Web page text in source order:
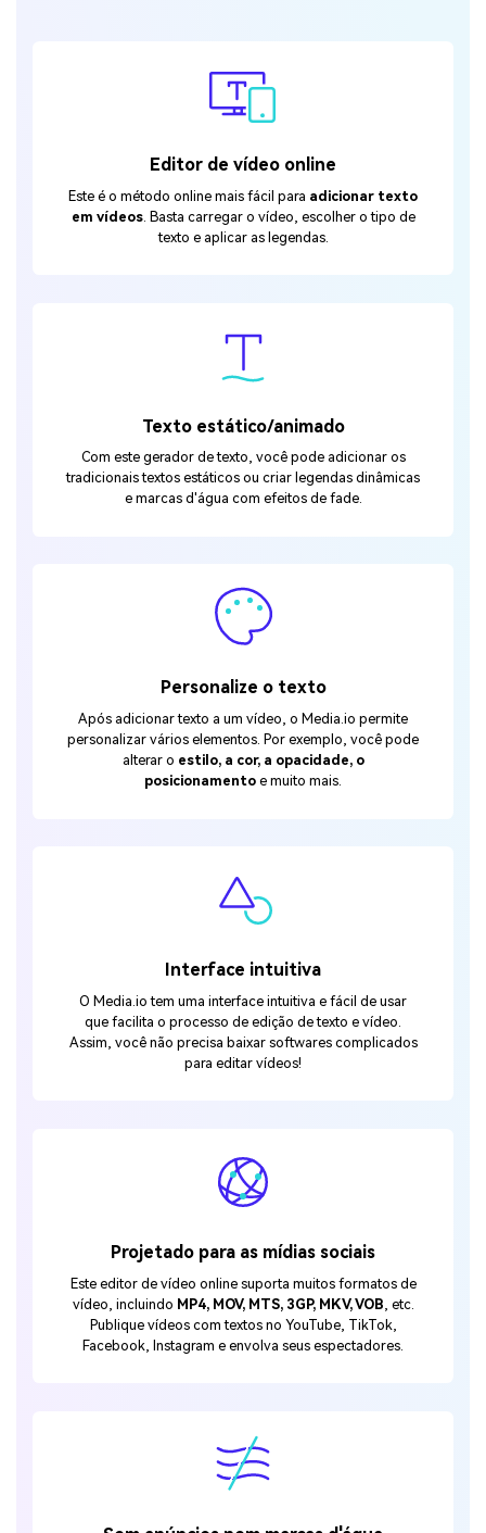
Editor de vídeo online
Este é o método online mais fácil para adicionar texto
em vídeos. Basta carregar o vídeo, escolher o tipo de
texto e aplicar as legendas.
Texto estático/animado
Com este gerador de texto, você pode adicionar os
tradicionais textos estáticos ou criar legendas dinâmicas
e marcas d'água com efeitos de fade.
Personalize o texto
Após adicionar texto a um vídeo, o Media.io permite
personalizar vários elementos. Por exemplo, você pode
alterar o estilo, a cor, a opacidade, o
posicionamento e muito mais.
Interface intuitiva
O Media.io tem uma interface intuitiva e fácil de usar
que facilita o processo de edição de texto e vídeo.
Assim, você não precisa baixar softwares complicados
para editar vídeos!
Projetado para as mídias sociais
Este editor de vídeo online suporta muitos formatos de
vídeo, incluindo MP4, MOV, MTS, 3GP, MKV, VOB , etc.
Publique vídeos com textos no YouTube, TikTok,
Facebook, Instagram e envolva seus espectadores.